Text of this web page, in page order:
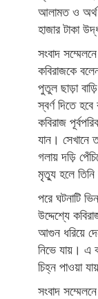
আলামত ও অর্থ
হাজার টাকা
সংবাদ
কবিরাজকে
পুতুল ছাড়া
স্বর্ণ দিতে
কবিরাজ
যান। সেখানে
গলায় দড়ি
মৃত্যু হলে তিনি
পরে ঘটনাটি
উদ্দেশ্যে
আগুন ধরিয়ে
নিভে যায়। এ
চিহ্ন পাওয়া
সংবাদ